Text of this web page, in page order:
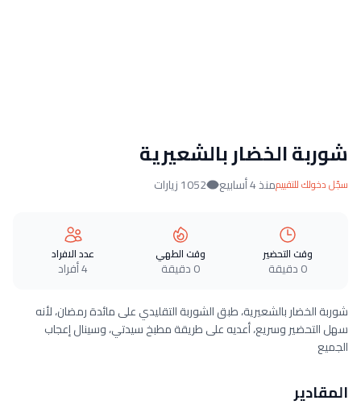
شوربة الخضار بالشعيرية
سجّل دخولك للتقييممنذ 4 أسابيع 1052 زيارات
وقت التحضير
0 دقيقة
وقت الطهي
0 دقيقة
عدد الافراد
4 أفراد
شوربة الخضار بالشعيرية، طبق الشوربة التقليدي على مائدة رمضان، لأنه
سهل التحضير وسريع، أعديه على طريقة مطبخ سيدتي، وسينال إعجاب
الجميع
المقادير